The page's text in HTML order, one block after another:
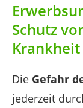
Schutz
Die Gefahr
jederzeit